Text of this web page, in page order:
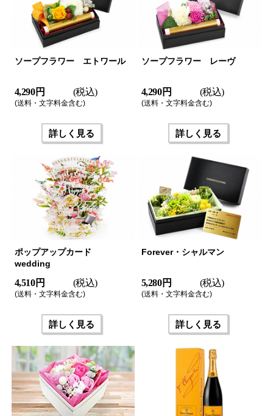
ソープフラワー エトワール
4,290 円 (税込)
(送料・文字料金含む)
詳しく見る
ソープフラワー レーヴ
4,290 円 (税込)
(送料・文字料金含む)
詳しく見る
ポップアップカード
wedding
4,510 円 (税込)
(送料・文字料金含む)
詳しく見る
Forever・シャルマン
5,280 円 (税込)
(送料・文字料金含む)
詳しく見る